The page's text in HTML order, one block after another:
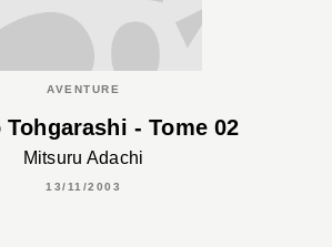
AVENTURE
- Tome 02
Mitsuru Adachi
13/11/2003